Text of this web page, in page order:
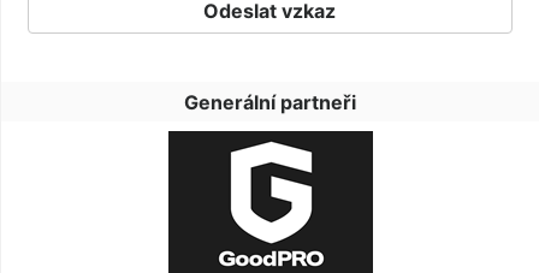
Generální partneři